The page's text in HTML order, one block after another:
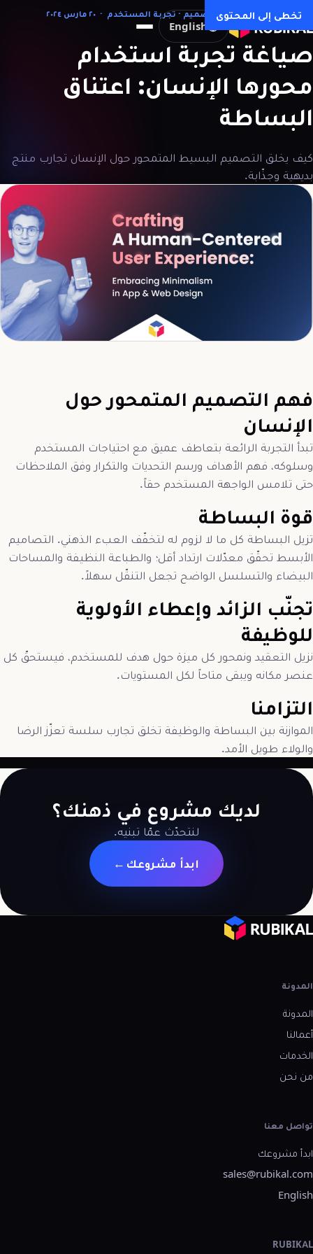
تخطى إلى المحتوى
English
كل المقالات → تصميم · تجربة المستخدم · ٢٠ مارس ٢٠٢٤
صياغة تجربة استخدام
محورها الإنسان: اعتناق
البساطة
كيف يخلق التصميم البسيط المتمحور حول الإنسان تجارب منتج
بديهية وجذّابة.
فهم التصميم المتمحور حول
الإنسان
تبدأ التجربة الرائعة بتعاطف عميق مع احتياجات المستخدم
وسلوكه، فهم الأهداف ورسم التحديات والتكرار وفق الملاحظات
حتى تلامس الواجهة المستخدم حقاً.
قوة البساطة
تزيل البساطة كل ما لا لزوم له لتخفّف العبء الذهني. التصاميم
الأبسط تحقّق معدّلات ارتداد أقل؛ والطباعة النظيفة والمساحات
البيضاء والتسلسل الواضح تجعل التنقّل سهلاً.
تجنّب الزائد وإعطاء الأولوية
للوظيفة
نزيل التعقيد ونمحور كل ميزة حول هدف للمستخدم، فيستحقّ كل
عنصر مكانه ويبقى متاحاً لكل المستويات.
التزامنا
الموازنة بين البساطة والوظيفة تخلق تجارب سلسة تعزّز الرضا
والولاء طويل الأمد.
لديك مشروع في ذهنك؟
لنتحدّث عمّا تبنيه.
ابدأ مشروعك →
المدونة
المدونة
أعمالنا
الخدمات
من نحن
تواصل معنا
ابدأ مشروعك
sales@rubikal.com
English
RUBIKAL